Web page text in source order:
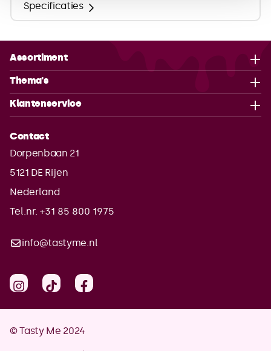
Specificaties
Assortiment
Thema's
Klantenservice
Contact
Dorpenbaan 21
5121 DE Rijen
Nederland
Tel.nr. +31 85 800 1975
info@tastyme.nl
© Tasty Me 2024